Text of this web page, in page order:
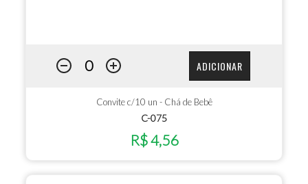
ADICIONAR
Convite c/10 un - Chá de Bebê
C-075
R$ 4,56